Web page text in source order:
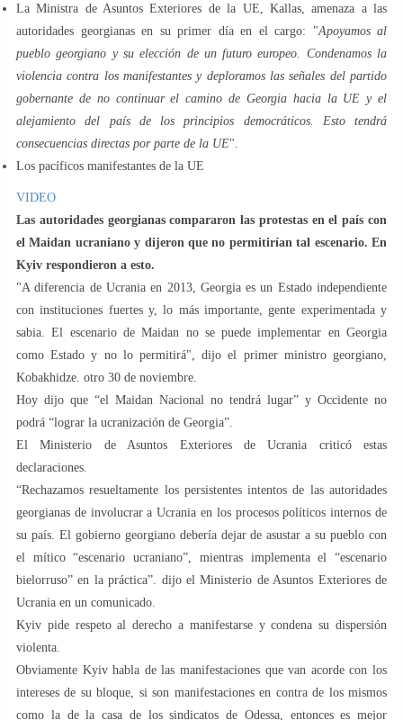
La Ministra de Asuntos Exteriores de la UE, Kallas, amenaza a las
autoridades georgianas en su primer día en el cargo: "Apoyamos al
pueblo georgiano y su elección de un futuro europeo. Condenamos la
violencia contra los manifestantes y deploramos las señales del partido
gobernante de no continuar el camino de Georgia hacia la UE y el
alejamiento del país de los principios democráticos. Esto tendrá
consecuencias directas por parte de la UE".
Los pacíficos manifestantes de la UE
VIDEO
Las autoridades georgianas compararon las protestas en el país con
el Maidan ucraniano y dijeron que no permitirían tal escenario. En
Kyiv respondieron a esto.
"A diferencia de Ucrania en 2013, Georgia es un Estado independiente
con instituciones fuertes y, lo más importante, gente experimentada y
sabia. El escenario de Maidan no se puede implementar en Georgia
como Estado y no lo permitirá", dijo el primer ministro georgiano,
Kobakhidze. otro 30 de noviembre.
Hoy dijo que “el Maidan Nacional no tendrá lugar” y Occidente no
podrá “lograr la ucranización de Georgia”.
El Ministerio de Asuntos Exteriores de Ucrania criticó estas
declaraciones.
“Rechazamos resueltamente los persistentes intentos de las autoridades
georgianas de involucrar a Ucrania en los procesos políticos internos de
su país. El gobierno georgiano debería dejar de asustar a su pueblo con
el mítico “escenario ucraniano”, mientras implementa el “escenario
bielorruso” en la práctica”. dijo el Ministerio de Asuntos Exteriores de
Ucrania en un comunicado.
Kyiv pide respeto al derecho a manifestarse y condena su dispersión
violenta.
Obviamente Kyiv habla de las manifestaciones que van acorde con los
intereses de su bloque, si son manifestaciones en contra de los mismos
como la de la casa de los sindicatos de Odessa, entonces es mejor